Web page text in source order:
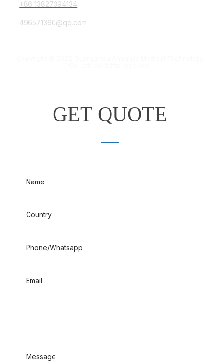
+86 13827394134
496571360@qq.com
GET QUOTE
Name
Country
Phone/Whatsapp
Email
Message